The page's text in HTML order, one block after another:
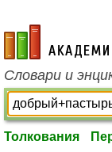
academic.ru
Словари и
Толкования